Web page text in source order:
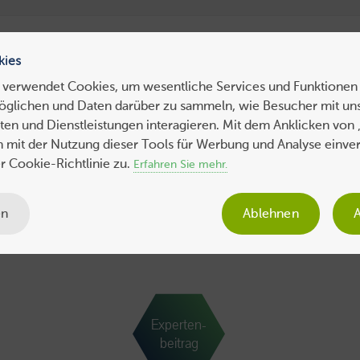
Hosting
Tipps Business Sicherheit SEO Expertenbeiträge
Experten-
beitrag
verwendet Cookies, um wesentliche Services und
und Daten darüber zu sammeln, wie Besucher mit
und Dienstleistungen interagieren. Mit dem Anklicken von
mit der Nutzung dieser Tools für Werbung und Analyse
Cookie-Richtlinie zu. Erfahren Sie mehr.
Ablehnen